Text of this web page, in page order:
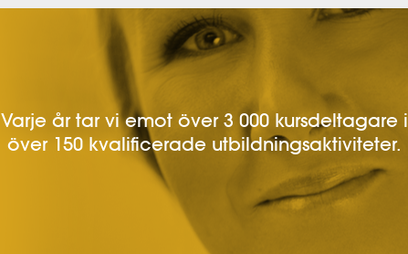
Varje år tar vi emot över 3 000 kursdeltagare i
över 150 kvalificerade utbildningsaktiviteter.